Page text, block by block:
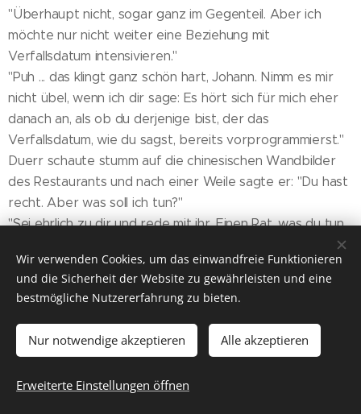
"Überhaupt nicht, sogar ganz im Gegenteil. Aber ich
möchte nur nicht weiter eine Beziehung mit
Verfallsdatum intensivieren."
"Puh ... das klingt ganz schön hart, Johann. Nimm es mir
nicht übel, wenn ich dir sage: Es hört sich für mich eher
danach an, als ob du derjenige bist, der das
Verfallsdatum, wie du sagst, bereits vorprogrammierst."
Duerr schaute stumm auf die chinesischen Wandbilder
des Restaurants und nach einer Weile sagte er: "Du hast
recht. Aber was soll ich tun?"
"Sei ehrlich zu dir und rede mit ihr. Einen Rat, was du tun
sollst, den kann ich dir nicht geben. Aber eines sagt mir
meine bescheidene Lebenserfahrung: Wenn ihr aufhört,
miteinander darüber zu reden, was euch belastet, ist das
immer der Anfang vom Ende. Liebe ist eine gewaltige
Kraft, aber zu lieben kostet eben auch Kraft. Bist du
bereit dafür?"
mir was zu knabbern gegeben! Du hättest Psychiater
Wir verwenden Cookies, um das einwandfreie Funktionieren
und die Sicherheit der Website zu gewährleisten und eine
bestmögliche Nutzererfahrung zu bieten.
Nur notwendige akzeptieren Alle akzeptieren
Erweiterte Einstellungen öffnen